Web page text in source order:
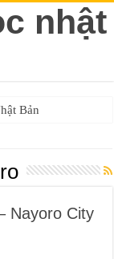
Bản
Nayoro City